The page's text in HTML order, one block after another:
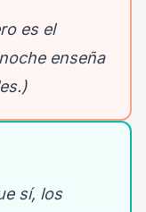
es el
enseña
sí, los